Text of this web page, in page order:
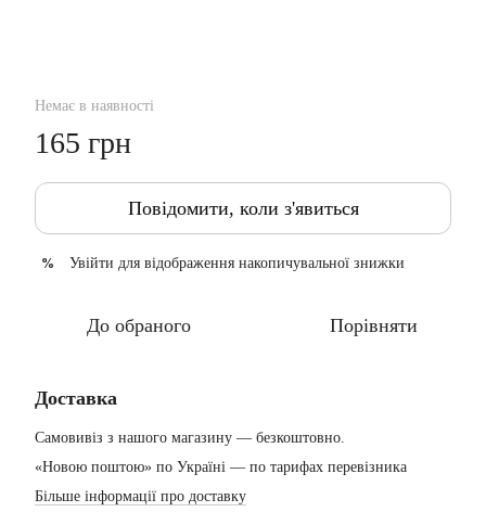
Немає в наявності
165 грн
Повідомити, коли з'явиться
% Увійти для відображення накопичувальної знижки
До обраного Порівняти
Доставка
Самовивіз з нашого магазину — безкоштовно.
«Новою поштою» по Україні — по тарифах перевізника
Більше інформації про доставку